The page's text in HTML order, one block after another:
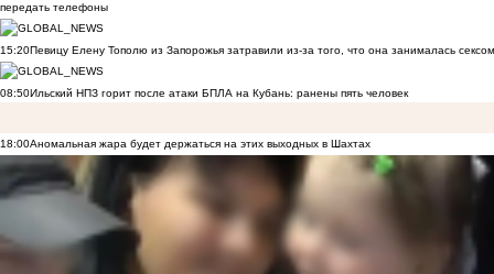
передать телефоны
15:20Певицу Елену Тополю из Запорожья затравили из-за того, что она занималась
08:50Ильский НПЗ горит после атаки БПЛА на Кубань: ранены пять человек
18:00Аномальная жара будет держаться на этих выходных в Шахтах